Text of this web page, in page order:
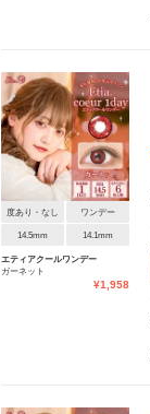
度あり・なし ワンデー
14.5mm 14.1mm
エティアクールワンデー
ガーネット
¥1,958